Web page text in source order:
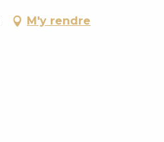
M'y rendre